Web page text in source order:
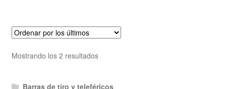
Mostrando los 2 resultadosOrdenado
Barras de tiro y teleféricos